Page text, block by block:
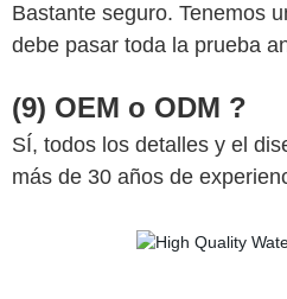
Bastante seguro. Tenemos
debe pasar toda la prueba
(9) OEM o ODM ?
SÍ, todos los detalles y el
más de 30 años de